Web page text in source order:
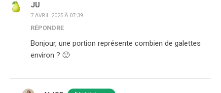
JU
7 AVRIL 2025 À 07:39
RÉPONDRE
Bonjour, une portion représente combien de galettes
environ ? 🙂